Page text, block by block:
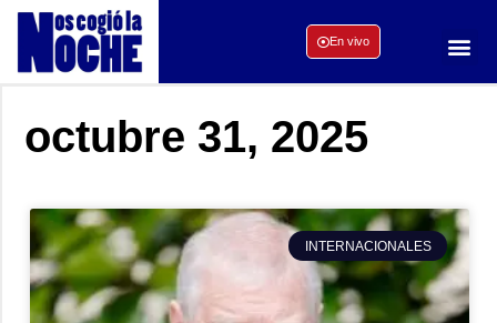
En vivo
octubre 31, 2025
INTERNACIONALES